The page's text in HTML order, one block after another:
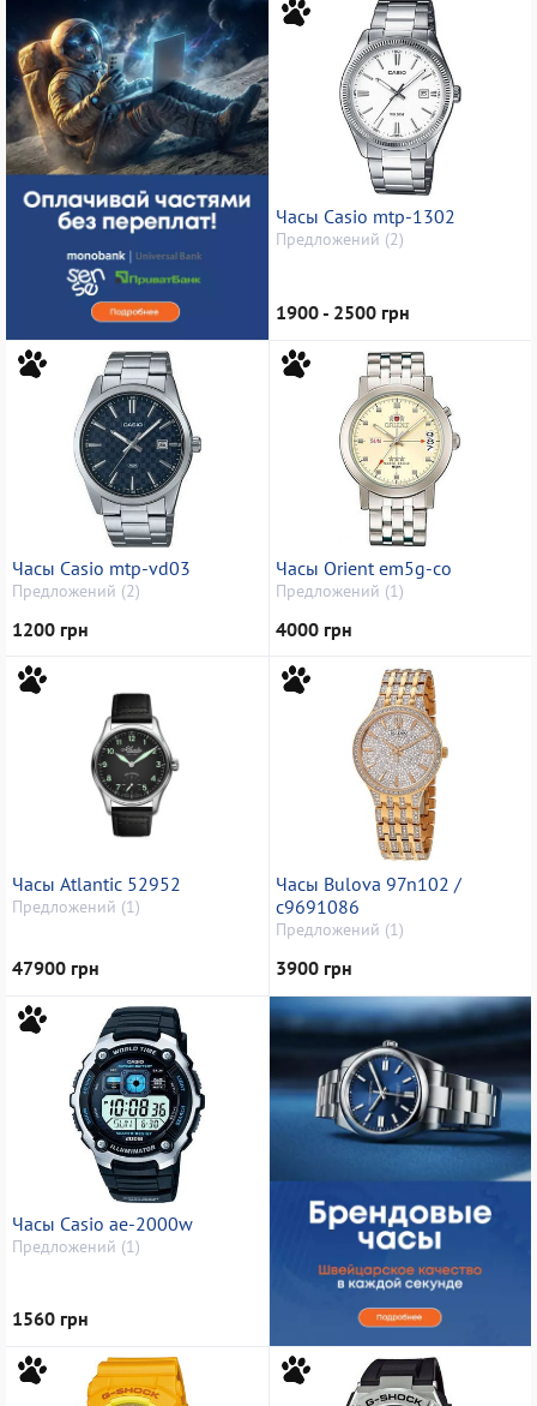
Часы Casio mtp-1302
Предложений (2)
1900 - 2500 грн
Часы Casio mtp-vd03
Предложений (2)
1200 грн
Часы Orient em5g-co
Предложений (1)
4000 грн
Часы Atlantic 52952
Предложений (1)
47900 грн
Часы Bulova 97n102 /
c9691086
Предложений (1)
3900 грн
Часы Casio ae-2000w
Предложений (1)
1560 грн